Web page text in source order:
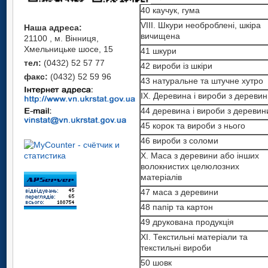
Наша адреса:
21100 , м. Вінниця,
Хмельницьке шосе, 15
тел: (0432) 52 57 77
факс: (0432) 52 59 96
40 каучук, гума
VIII. Шкури необроблені, шкіра
вичищена
41 шкури
42 вироби із шкіри
43 натуральне та штучне хутро
IX. Деревина і вироби з
44 деревина і вироби з
45 корок та вироби з нього
46 вироби з соломи
X. Маса з деревини або інших
волокнистих целюлозних
матеріалів
47 маса з деревини
48 папір та картон
49 друкована продукція
ХI. Текстильні матеріали та
текстильні вироби
50 шовк
40 каучук, гума
VIII. Шкури необроблені, шкіра
вичищена
41 шкури
42 вироби із шкіри
43 натуральне та штучне хутро
IX. Деревина і вироби з
деревини
44 деревина і вироби з
деревини
45 корок та вироби з нього
46 вироби з соломи
X. Маса з деревини або інших
волокнистих целюлозних
матеріалів
47 маса з деревини
48 папір та картон
49 друкована продукція
ХI. Текстильні матеріали та
пластмаси та вироби з них
39 пластмаси, полімерні
матеріали
40 каучук, гума
VIII. Шкури необроблені, шкіра
вичищена
41 шкури
42 вироби із шкіри
43 натуральне та штучне хутро
IX. Деревина і вироби з
деревини
44 деревина і вироби з
деревини
45 корок та вироби з нього
X. Маса з деревини або інших
волокнистих целюлозних
матеріалів
47 маса з деревини
48 папір та картон
49 друкована продукція